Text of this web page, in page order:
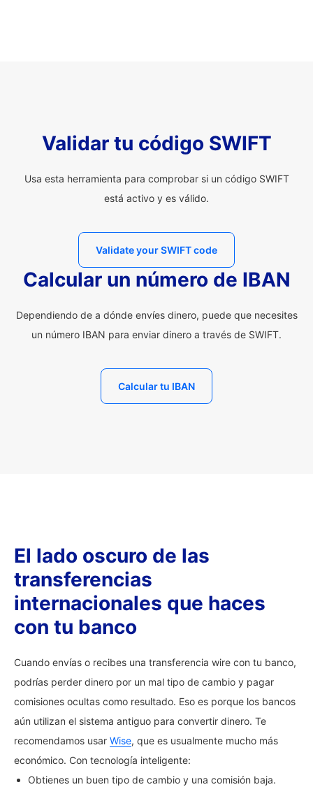
Validar tu código SWIFT
Usa esta herramienta para comprobar si un código SWIFT
está activo y es válido.
Validate your SWIFT code
Calcular un número de IBAN
Dependiendo de a dónde envíes dinero, puede que necesites
un número IBAN para enviar dinero a través de SWIFT.
Calcular tu IBAN
El lado oscuro de las
transferencias
internacionales que haces
con tu banco
Cuando envías o recibes una transferencia wire con tu banco,
podrías perder dinero por un mal tipo de cambio y pagar
comisiones ocultas como resultado. Eso es porque los bancos
aún utilizan el sistema antiguo para convertir dinero. Te
recomendamos usar Wise, que es usualmente mucho más
económico. Con tecnología inteligente:
Obtienes un buen tipo de cambio y una comisión baja.